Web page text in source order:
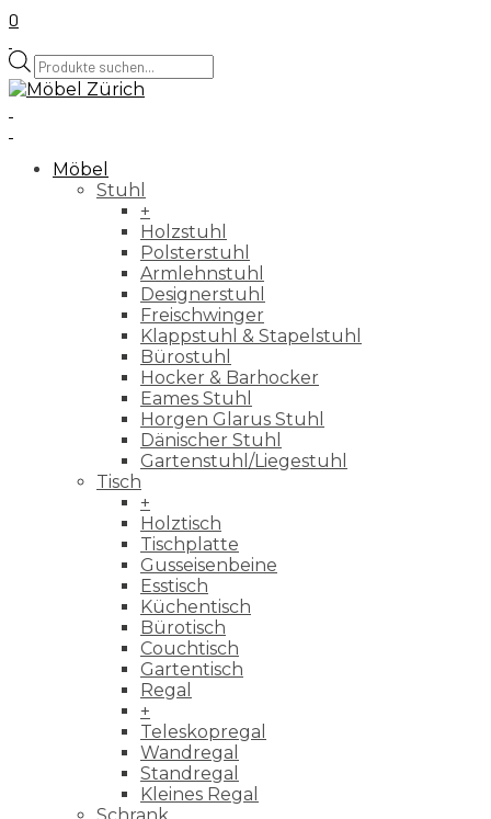
0
Products
search
Möbel
Stuhl
+
Holzstuhl
Polsterstuhl
Armlehnstuhl
Designerstuhl
Freischwinger
Klappstuhl & Stapelstuhl
Bürostuhl
Hocker & Barhocker
Eames Stuhl
Horgen Glarus Stuhl
Dänischer Stuhl
Gartenstuhl/Liegestuhl
Tisch
+
Holztisch
Tischplatte
Gusseisenbeine
Esstisch
Küchentisch
Bürotisch
Couchtisch
Gartentisch
Regal
+
Teleskopregal
Wandregal
Standregal
Kleines Regal